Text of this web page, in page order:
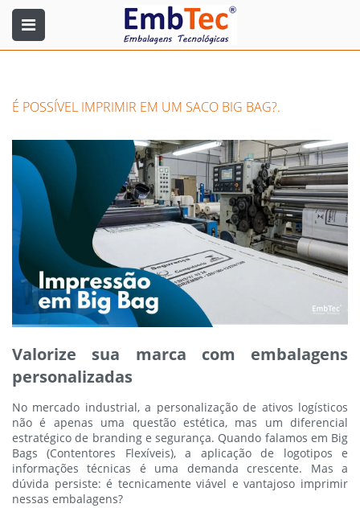
É POSSÍVEL IMPRIMIR EM UM SACO BIG BAG?.
Valorize sua marca com embalagens
personalizadas
No mercado industrial, a personalização de ativos logísticos
não é apenas uma questão estética, mas um diferencial
estratégico de branding e segurança. Quando falamos em Big
Bags (Contentores Flexíveis), a aplicação de logotipos e
informações técnicas é uma demanda crescente. Mas a
dúvida persiste: é tecnicamente viável e vantajoso imprimir
nessas embalagens?